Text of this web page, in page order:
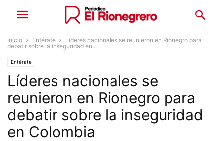
Inicio Entérate
Líderes nacionales se reunieron en Rionegro para
debatir sobre la inseguridad en...
Entérate
Líderes nacionales se
reunieron en Rionegro para
debatir sobre la inseguridad
en Colombia